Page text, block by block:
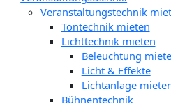
Veranstaltungstechnik
Tontechnik mieten
Lichttechnik mieten
Beleuchtung
Licht & Effekte
Lichtanlage
Bühnentechnik